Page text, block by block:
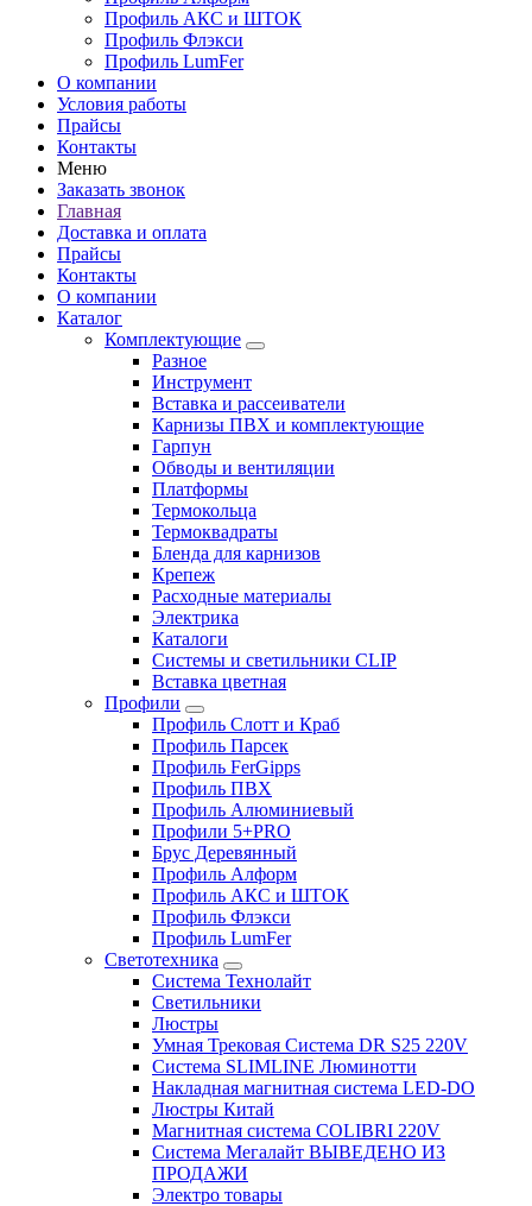
Профиль АКС и ШТОК
Профиль Флэкси
Профиль LumFer
О компании
Условия работы
Прайсы
Контакты
Меню
Заказать звонок
Главная
Доставка и оплата
Прайсы
Контакты
О компании
Каталог
Комплектующие
Разное
Инструмент
Вставка и рассеиватели
Карнизы ПВХ и комплектующие
Гарпун
Обводы и вентиляции
Платформы
Термокольца
Термоквадраты
Бленда для карнизов
Крепеж
Расходные материалы
Электрика
Каталоги
Системы и светильники CLIP
Вставка цветная
Профили
Профиль Слотт и Краб
Профиль Парсек
Профиль FerGipps
Профиль ПВХ
Профиль Алюминиевый
Профили 5+PRO
Брус Деревянный
Профиль Алформ
Профиль АКС и ШТОК
Профиль Флэкси
Профиль LumFer
Светотехника
Система Технолайт
Светильники
Люстры
Умная Трековая Система DR S25 220V
Система SLIMLINE Люминотти
Накладная магнитная система LED-DO
Люстры Китай
Магнитная система COLIBRI 220V
Система Мегалайт ВЫВЕДЕНО ИЗ
ПРОДАЖИ
Электро товары